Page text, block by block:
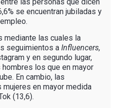
se encuentran jubiladas y
mediante las cuales la
seguimientos a Influencers,
y en segundo lugar,
los que en mayor
En cambio, las
en mayor medida
(13,6).